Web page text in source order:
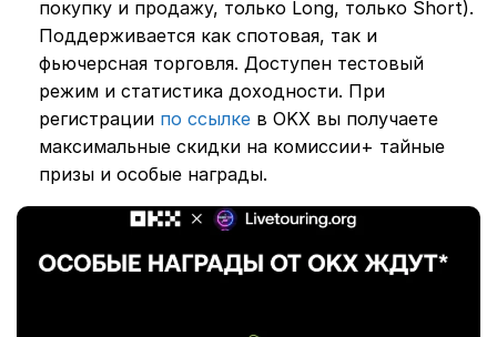
покупку и продажу, только Long, только Short).
Поддерживается как спотовая, так и
фьючерсная торговля. Доступен тестовый
режим и статистика доходности. При
регистрации по ссылке в OKX вы получаете
максимальные скидки на комиссии+ тайные
призы и особые награды.